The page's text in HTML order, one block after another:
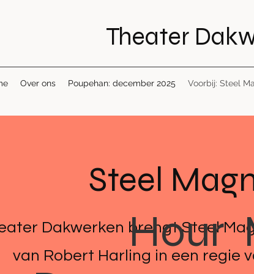
Theater
Over ons Poupehan: december 2025 Voorbij: Steel
Steel
Dakwerken brengt Steel
van Robert Harling in een regie
Hour